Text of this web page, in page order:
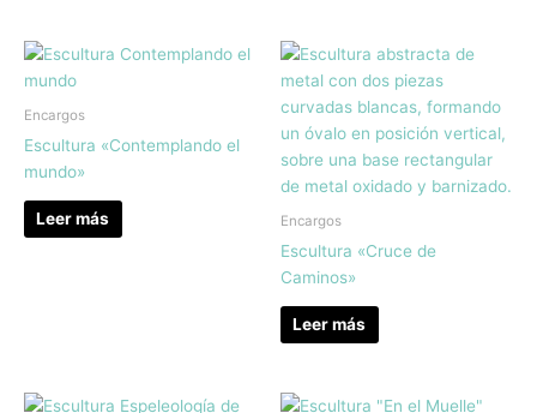
Encargos
Escultura «Contemplando el
mundo»
Leer más Encargos
Escultura «Cruce de
Caminos»
Leer más